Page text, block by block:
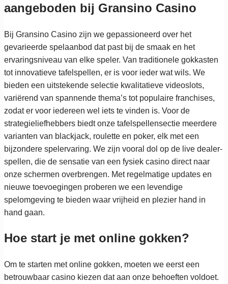
aangeboden bij Gransino Casino
Bij Gransino Casino zijn we gepassioneerd over het
gevarieerde spelaanbod dat past bij de smaak en het
ervaringsniveau van elke speler. Van traditionele gokkasten
tot innovatieve tafelspellen, er is voor ieder wat wils. We
bieden een uitstekende selectie kwalitatieve videoslots,
variërend van spannende thema’s tot populaire franchises,
zodat er voor iedereen wel iets te vinden is. Voor de
strategieliefhebbers biedt onze tafelspellensectie meerdere
varianten van blackjack, roulette en poker, elk met een
bijzondere spelervaring. We zijn vooral dol op de live dealer-
spellen, die de sensatie van een fysiek casino direct naar
onze schermen overbrengen. Met regelmatige updates en
nieuwe toevoegingen proberen we een levendige
spelomgeving te bieden waar vrijheid en plezier hand in
hand gaan.
Hoe start je met online gokken?
Om te starten met online gokken, moeten we eerst een
betrouwbaar casino kiezen dat aan onze behoeften voldoet.